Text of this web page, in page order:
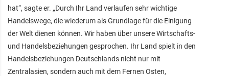
hat“, sagte er. „Durch Ihr Land verlaufen sehr wichtige
Handelswege, die wiederum als Grundlage für die Einigung
der Welt dienen können. Wir haben über unsere Wirtschafts-
und Handelsbeziehungen gesprochen. Ihr Land spielt in den
Handelsbeziehungen Deutschlands nicht nur mit
Zentralasien, sondern auch mit dem Fernen Osten,